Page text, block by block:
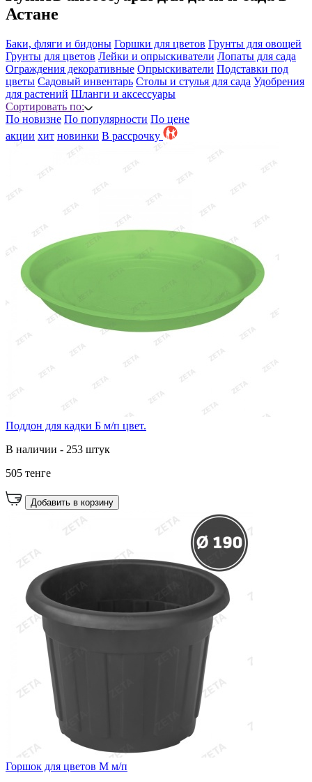
Астане
Баки, фляги и бидоны Горшки для цветов Грунты для овощей
Грунты для цветов Лейки и опрыскиватели Лопаты для сада
Ограждения декоративные Опрыскиватели Подставки под
цветы Садовый инвентарь Столы и стулья для сада Удобрения
для растений Шланги и аксессуары
Сортировать по:
По новизне По популярности По цене
акции хит новинки B рассрочку
Поддон для кадки Б м/п цвет.
В наличии - 253 штук
505 тенге
Добавить в корзину
Горшок для цветов М м/п